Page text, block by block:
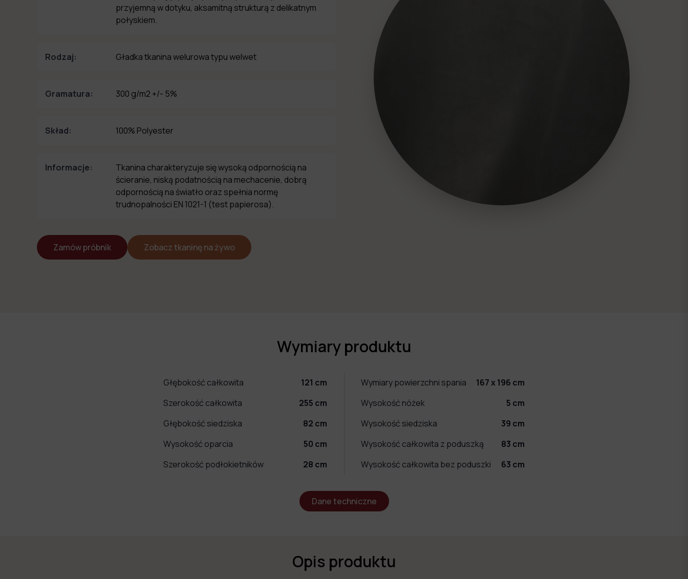
przyjemną w dotyku, aksamitną strukturą z delikatnym
połyskiem.
Rodzaj: Gładka tkanina welurowa typu welwet
Gramatura: 300 g/m2 +/- 5%
Skład: 100% Polyester
Informacje:
Tkanina charakteryzuje się wysoką odpornością na
ścieranie, niską podatnością na mechacenie, dobrą
odpornością na światło oraz spełnia normę
trudnopalności EN 1021-1 (test papierosa).
Zamów próbnik Zobacz tkaninę na żywo
Wymiary produktu
Głębokość całkowita 121 cm
Szerokość całkowita
255 cm
Głębokość siedziska
82 cm
Wysokość oparcia
50 cm
Szerokość podłokietników
28 cm
Wymiary powierzchni spania 167 x 196 cm
Wysokość nóżek
5 cm
Wysokość siedziska
39 cm
Wysokość całkowita z poduszką
83 cm
Wysokość całkowita bez poduszki
63 cm
Dane techniczne
Opis produktu